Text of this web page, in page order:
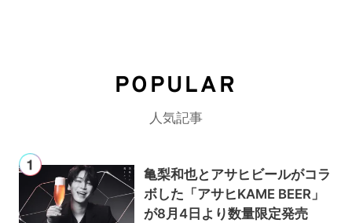
POPULAR
人気記事
亀梨和也とアサヒビールがコラ
ボした「アサヒKAME BEER」
が8月4日より数量限定発売